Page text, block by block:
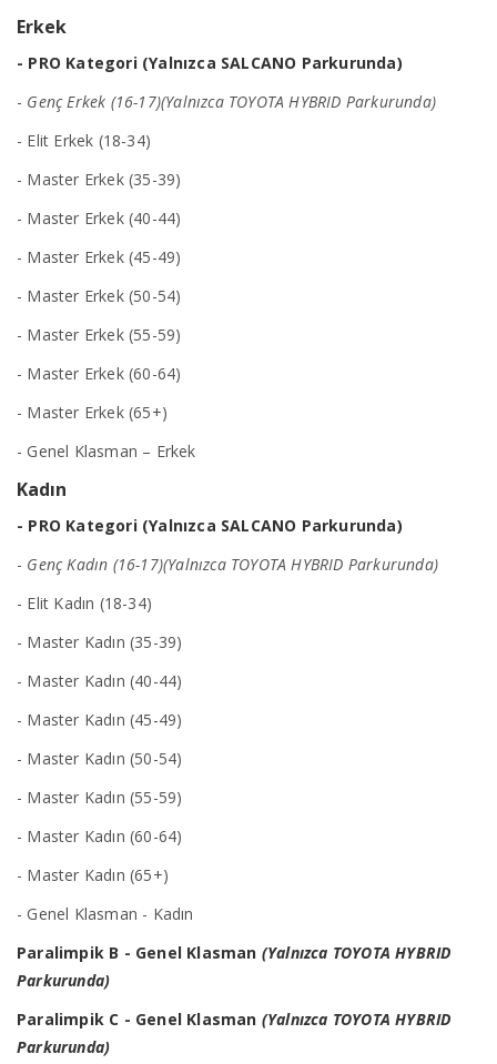
Erkek
- PRO Kategori (Yalnızca SALCANO Parkurunda)
- Genç Erkek (16-17)(Yalnızca TOYOTA HYBRID Parkurunda)
- Elit Erkek (18-34)
- Master Erkek (35-39)
- Master Erkek (40-44)
- Master Erkek (45-49)
- Master Erkek (50-54)
- Master Erkek (55-59)
- Master Erkek (60-64)
- Master Erkek (65+)
- Genel Klasman – Erkek
Kadın
- PRO Kategori (Yalnızca SALCANO Parkurunda)
- Genç Kadın (16-17)(Yalnızca TOYOTA HYBRID Parkurunda)
- Elit Kadın (18-34)
- Master Kadın (35-39)
- Master Kadın (40-44)
- Master Kadın (45-49)
- Master Kadın (50-54)
- Master Kadın (55-59)
- Master Kadın (60-64)
- Master Kadın (65+)
- Genel Klasman - Kadın
Paralimpik B - Genel Klasman (Yalnızca TOYOTA HYBRID
Parkurunda)
Paralimpik C - Genel Klasman (Yalnızca TOYOTA HYBRID
Parkurunda)